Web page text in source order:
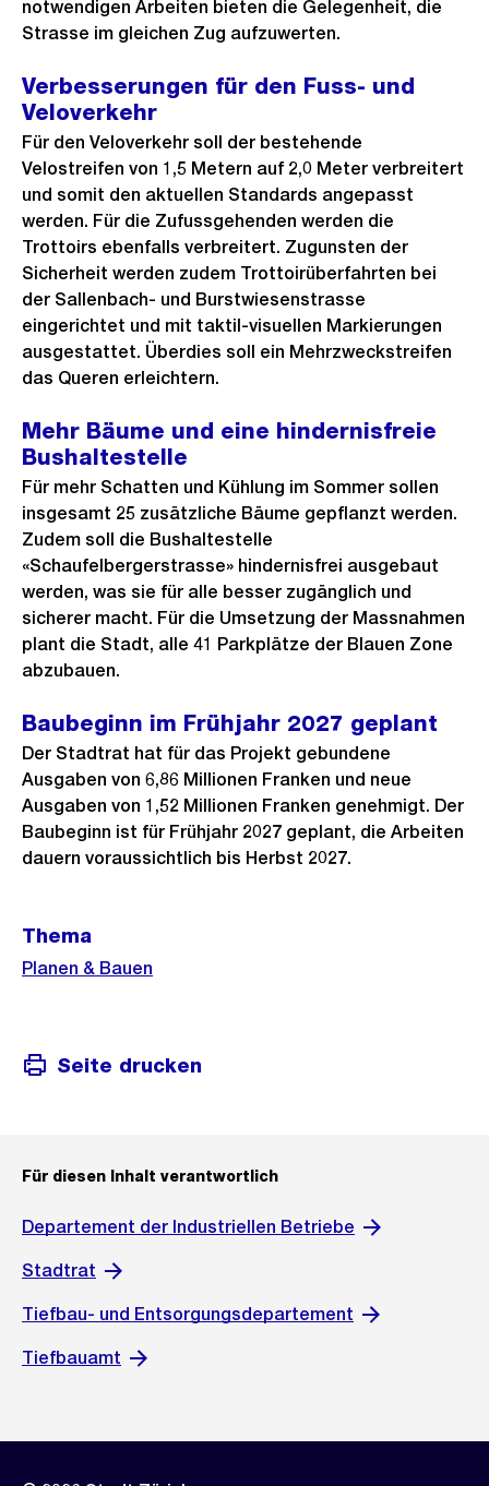
notwendigen Arbeiten bieten die Gelegenheit, die
Strasse im gleichen Zug aufzuwerten.
Verbesserungen für den Fuss- und
Veloverkehr
Für den Veloverkehr soll der bestehende
Velostreifen von 1,5 Metern auf 2,0 Meter verbreitert
und somit den aktuellen Standards angepasst
werden. Für die Zufussgehenden werden die
Trottoirs ebenfalls verbreitert. Zugunsten der
Sicherheit werden zudem Trottoirüberfahrten bei
der Sallenbach- und Burstwiesenstrasse
eingerichtet und mit taktil-visuellen Markierungen
ausgestattet. Überdies soll ein Mehrzweckstreifen
das Queren erleichtern.
Mehr Bäume und eine hindernisfreie
Bushaltestelle
Für mehr Schatten und Kühlung im Sommer sollen
insgesamt 25 zusätzliche Bäume gepflanzt werden.
Zudem soll die Bushaltestelle
«Schaufelbergerstrasse» hindernisfrei ausgebaut
werden, was sie für alle besser zugänglich und
sicherer macht. Für die Umsetzung der Massnahmen
plant die Stadt, alle 41 Parkplätze der Blauen Zone
abzubauen.
Baubeginn im Frühjahr 2027 geplant
Der Stadtrat hat für das Projekt gebundene
Ausgaben von 6,86 Millionen Franken und neue
Ausgaben von 1,52 Millionen Franken genehmigt. Der
Baubeginn ist für Frühjahr 2027 geplant, die Arbeiten
dauern voraussichtlich bis Herbst 2027.
Weitere
Informationen
Thema
Planen & Bauen
Seite drucken
Für diesen Inhalt verantwortlich
Departement der Industriellen Betriebe
Stadtrat
Tiefbau- und Entsorgungsdepartement
Tiefbauamt